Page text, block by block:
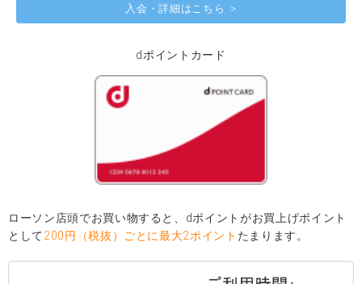
入会・詳細はこちら
dポイントカード
ローソン店頭でお買い物すると、dポイントがお買上げポイント
として200円（税抜）ごとに最大2ポイント たまります。